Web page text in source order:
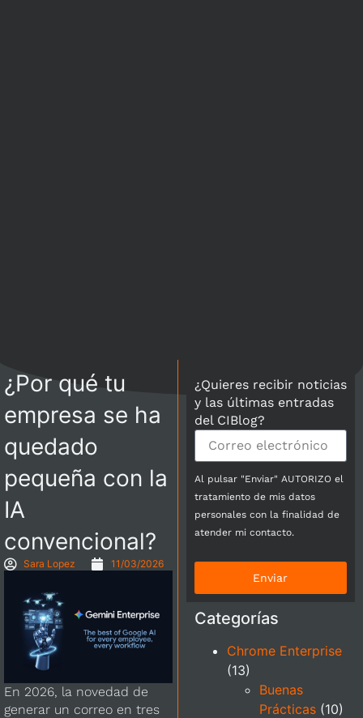
¿Por qué tu
empresa se ha
quedado
pequeña con la
IA
convencional?
Sara Lopez 11/03/2026
En 2026, la novedad de
generar un correo en tres
¿Quieres recibir noticias
y las últimas entradas
del CIBlog?
Al pulsar "Enviar" AUTORIZO el
tratamiento de mis datos
personales con la finalidad de
atender mi contacto.
Enviar
Categorías
Chrome Enterprise
(13)
Buenas
Prácticas(10)